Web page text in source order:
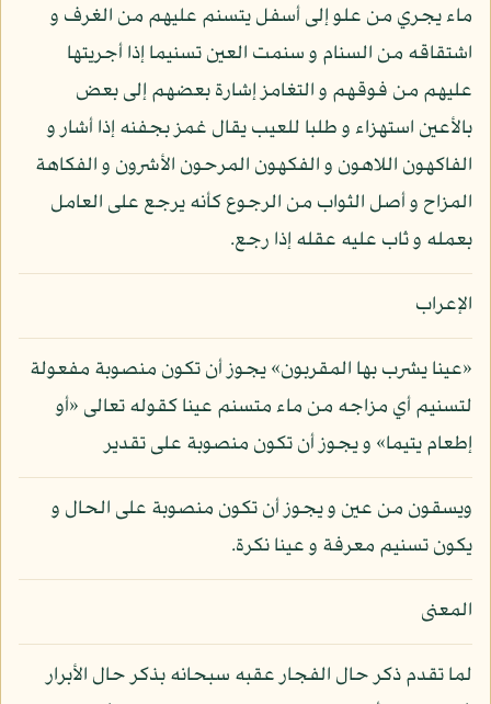
ماء يجري من علو إلى أسفل يتسنم عليهم من الغرف و
اشتقاقه من السنام و سنمت العين تسنيما إذا أجريتها
عليهم من فوقهم و التغامز إشارة بعضهم إلى بعض
بالأعين استهزاء و طلبا للعيب يقال غمز بجفنه إذا أشار و
الفاكهون اللاهون و الفكهون المرحون الأشرون و الفكاهة
المزاح و أصل الثواب من الرجوع كأنه يرجع على العامل
بعمله و ثاب عليه عقله إذا رجع.
الإعراب
«عينا يشرب بها المقربون» يجوز أن تكون منصوبة مفعولة
لتسنيم أي مزاجه من ماء متسنم عينا كقوله تعالى «أو
إطعام يتيما» و يجوز أن تكون منصوبة على تقدير
ويسقون من عين و يجوز أن تكون منصوبة على الحال و
يكون تسنيم معرفة و عينا نكرة.
المعنى
لما تقدم ذكر حال الفجار عقبه سبحانه بذكر حال الأبرار